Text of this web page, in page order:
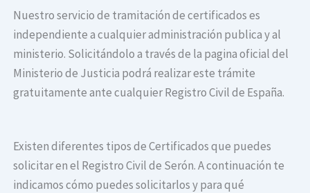
Nuestro servicio de tramitación de certificados es
independiente a cualquier administración publica y al
ministerio. Solicitándolo a través de la pagina oficial del
Ministerio de Justicia podrá realizar este trámite
gratuitamente ante cualquier Registro Civil de España.
Existen diferentes tipos de Certificados que puedes
solicitar en el Registro Civil de Serón. A continuación te
indicamos cómo puedes solicitarlos y para qué